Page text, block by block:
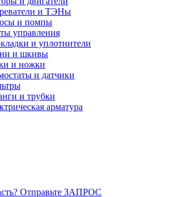
и ТЭНы
и помпы
управления
и уплотнители
и шкивы
и ножки
и датчики
и трубки
арматура
Отправьте ЗАПРОС